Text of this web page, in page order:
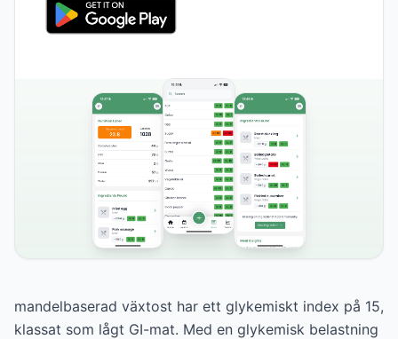
mandelbaserad växtost har ett glykemiskt index på 15,
klassat som lågt GI-mat. Med en glykemisk belastning